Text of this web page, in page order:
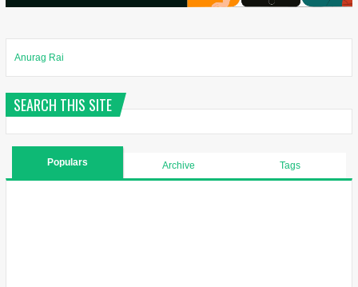
Anurag Rai
SEARCH THIS SITE
Populars Archive Tags